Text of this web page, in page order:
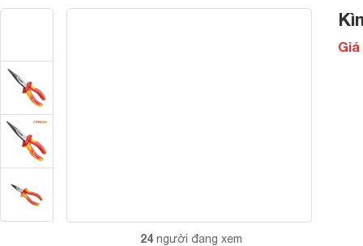
24 người đang xem